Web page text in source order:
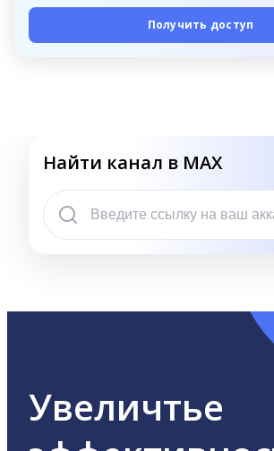
Получить доступ
Найти канал в MAX
Увеличтье